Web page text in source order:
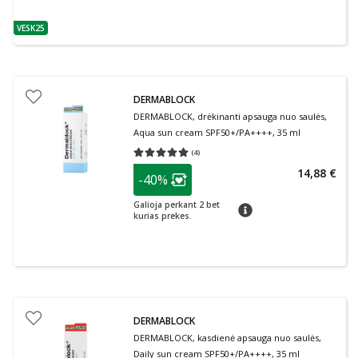
patarimas
VESK25
DERMABLOCK
DERMABLOCK, drėkinanti apsauga nuo saulės,
Aqua sun cream SPF50+/PA++++, 35 ml
(4)
Vidutinis įvertinimas 5.00
patarimas
Lojalumo klubo narių nuolaida
-40%
Galioja perkant 2 bet
kurias prekes.
patarimas
14,88 €
DERMABLOCK
DERMABLOCK, kasdienė apsauga nuo saulės,
Daily sun cream SPF50+/PA++++, 35 ml